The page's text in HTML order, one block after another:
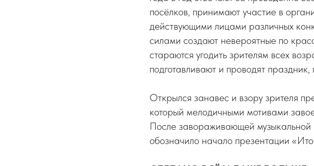
посёлков, принимают участие в
действующими лицами различных
силами создают невероятные по
стараются угодить зрителям всех
подготавливают и проводят
Открылся занавес и взору зрителя
который мелодичными мотивами
После завораживающей музыкальной
обозначило начало презентации